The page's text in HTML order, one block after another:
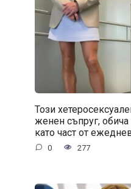
Този
женен съпруг,
като част от
0 277